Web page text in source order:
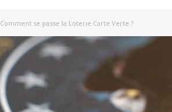
Comment se passe la Loterie Carte Verte ?